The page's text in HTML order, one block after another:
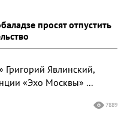
просят отпустить
Григорий Явлинский,
«Эхо Москвы» ...
7889